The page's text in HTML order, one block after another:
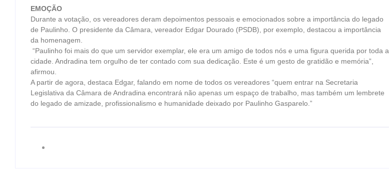
EMOÇÃO
Durante a votação, os vereadores deram depoimentos pessoais e emocionados sobre a importância do legado
de Paulinho. O presidente da Câmara, vereador Edgar Dourado (PSDB), por exemplo, destacou a importância
da homenagem.
“Paulinho foi mais do que um servidor exemplar, ele era um amigo de todos nós e uma figura querida por toda a
cidade. Andradina tem orgulho de ter contado com sua dedicação. Este é um gesto de gratidão e memória”,
afirmou.
A partir de agora, destaca Edgar, falando em nome de todos os vereadores “quem entrar na Secretaria
Legislativa da Câmara de Andradina encontrará não apenas um espaço de trabalho, mas também um lembrete
do legado de amizade, profissionalismo e humanidade deixado por Paulinho Gasparelo.”